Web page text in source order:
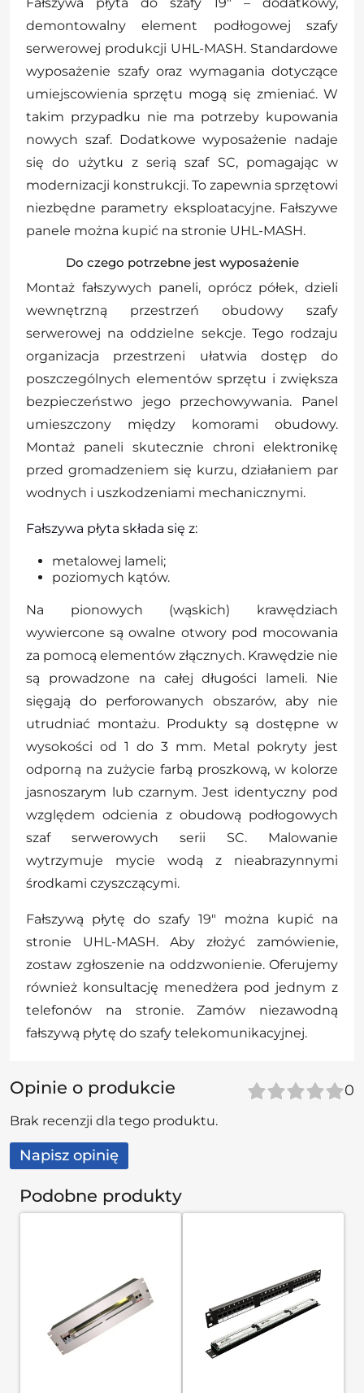
demontowalny element podłogowej szafy
serwerowej produkcji UHL-MASH. Standardowe
wyposażenie szafy oraz wymagania dotyczące
umiejscowienia sprzętu mogą się zmieniać. W
takim przypadku nie ma potrzeby kupowania
nowych szaf. Dodatkowe wyposażenie nadaje
się do użytku z serią szaf SC, pomagając w
modernizacji konstrukcji. To zapewnia sprzętowi
niezbędne parametry eksploatacyjne. Fałszywe
panele można kupić na stronie UHL-MASH.
Do czego potrzebne jest wyposażenie
Montaż fałszywych paneli, oprócz półek, dzieli
wewnętrzną przestrzeń obudowy szafy
serwerowej na oddzielne sekcje. Tego rodzaju
organizacja przestrzeni ułatwia dostęp do
poszczególnych elementów sprzętu i zwiększa
bezpieczeństwo jego przechowywania. Panel
umieszczony między komorami obudowy.
Montaż paneli skutecznie chroni elektronikę
przed gromadzeniem się kurzu, działaniem par
wodnych i uszkodzeniami mechanicznymi.
Fałszywa płyta składa się z:
metalowej lameli;
poziomych kątów.
Na pionowych (wąskich) krawędziach
wywiercone są owalne otwory pod mocowania
za pomocą elementów złącznych. Krawędzie nie
są prowadzone na całej długości lameli. Nie
sięgają do perforowanych obszarów, aby nie
utrudniać montażu. Produkty są dostępne w
wysokości od 1 do 3 mm. Metal pokryty jest
odporną na zużycie farbą proszkową, w kolorze
jasnoszarym lub czarnym. Jest identyczny pod
względem odcienia z obudową podłogowych
szaf serwerowych serii SC. Malowanie
wytrzymuje mycie wodą z nieabrazynnymi
środkami czyszczącymi.
Fałszywą płytę do szafy 19" można kupić na
stronie UHL-MASH. Aby złożyć zamówienie,
zostaw zgłoszenie na oddzwonienie. Oferujemy
również konsultację menedżera pod jednym z
telefonów na stronie. Zamów niezawodną
fałszywą płytę do szafy telekomunikacyjnej.
Opinie o produkcie 0
Brak recenzji dla tego produktu.
Napisz opinię
Podobne produkty